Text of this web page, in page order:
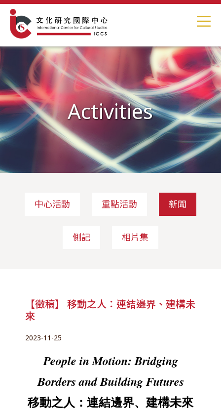
Activities
中心活動 重點活動 新聞
側記 相片集
【徵稿】 移動之人：連結邊界、建構未
來
2023-11-25
People in Motion: Bridging
Borders and Building Futures
移動之人：連結邊界、建構未來